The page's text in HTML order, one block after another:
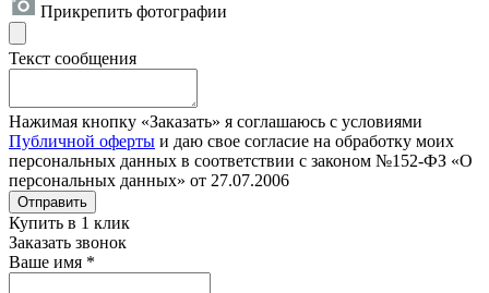
Прикрепить фотографии
Текст сообщения
Нажимая кнопку «Заказать» я соглашаюсь с условиями
Публичной оферты и даю свое согласие на обработку моих
персональных данных в соответствии с законом №152-ФЗ «О
персональных данных» от 27.07.2006
Отправить
Купить в 1 клик
Заказать звонок
Ваше имя *